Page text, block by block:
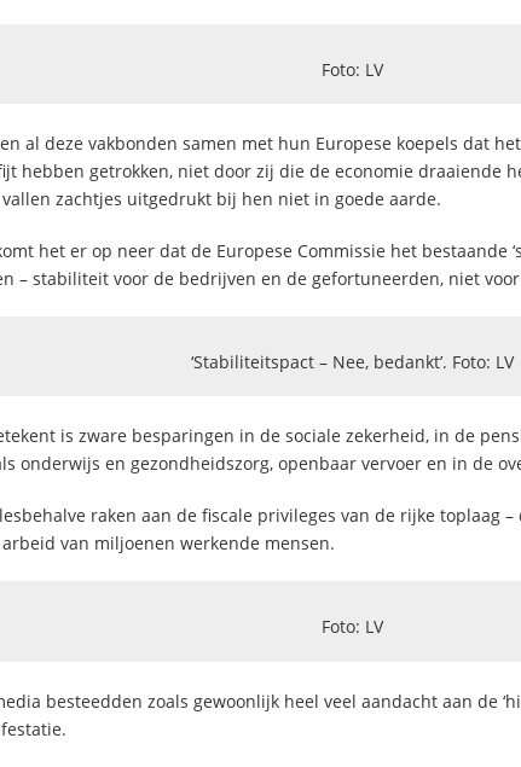
Foto: LV
al deze vakbonden samen met hun Europese koepels dat
hebben getrokken, niet door zij die de economie draaiende
vallen zachtjes uitgedrukt bij hen niet in goede aarde.
het er op neer dat de Europese Commissie het bestaande
– stabiliteit voor de bedrijven en de gefortuneerden, niet
‘Stabiliteitspact – Nee, bedankt’. Foto: LV
is zware besparingen in de sociale zekerheid, in de
onderwijs en gezondheidszorg, openbaar vervoer en in de
raken aan de fiscale privileges van de rijke toplaag
van miljoenen werkende mensen.
Foto: LV
besteedden zoals gewoonlijk heel veel aandacht aan de